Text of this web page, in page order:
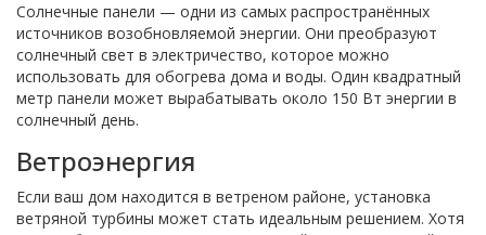
Солнечные панели — одни из самых распространённых
источников возобновляемой энергии. Они преобразуют
солнечный свет в электричество, которое можно
использовать для обогрева дома и воды. Один квадратный
метр панели может вырабатывать около 150 Вт энергии в
солнечный день.
Ветроэнергия
Если ваш дом находится в ветреном районе, установка
ветряной турбины может стать идеальным решением. Хотя